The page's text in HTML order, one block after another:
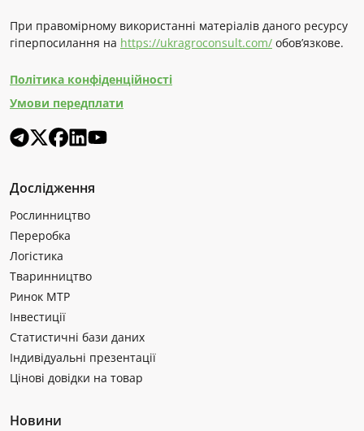
При правомірному використанні матеріалів даного ресурсу
гіперпосилання на https://ukragroconsult.com/ обов’язкове.
Політика конфіденційності
Умови передплати
Дослідження
Рослинництво
Переробка
Логістика
Тваринництво
Ринок МТР
Інвестиції
Статистичні бази даних
Індивідуальні презентації
Цінові довідки на товар
Новини